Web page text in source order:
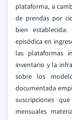
plataforma, a
de prendas por
bien
episódica en
las plataformas
inventario y la
sobre los
documentada
suscripciones
mensuales